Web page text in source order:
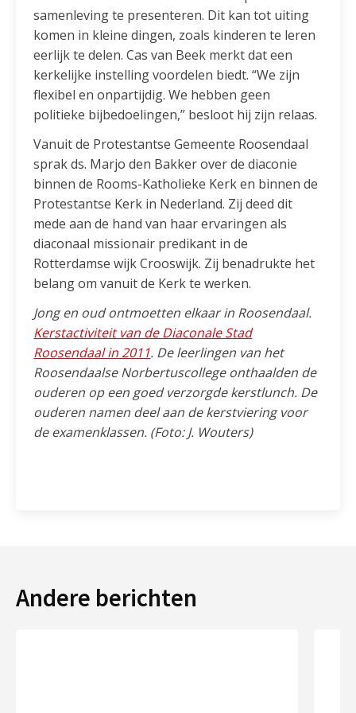
samenleving te presenteren. Dit kan tot uiting
komen in kleine dingen, zoals kinderen te leren
eerlijk te delen. Cas van Beek merkt dat een
kerkelijke instelling voordelen biedt. “We zijn
flexibel en onpartijdig. We hebben geen
politieke bijbedoelingen,” besloot hij zijn relaas.
Vanuit de Protestantse Gemeente Roosendaal
sprak ds. Marjo den Bakker over de diaconie
binnen de Rooms-Katholieke Kerk en binnen de
Protestantse Kerk in Nederland. Zij deed dit
mede aan de hand van haar ervaringen als
diaconaal missionair predikant in de
Rotterdamse wijk Crooswijk. Zij benadrukte het
belang om vanuit de Kerk te werken.
Jong en oud ontmoetten elkaar in Roosendaal.
Kerstactiviteit van de Diaconale Stad
Roosendaal in 2011. De leerlingen van het
Roosendaalse Norbertuscollege onthaalden de
ouderen op een goed verzorgde kerstlunch. De
ouderen namen deel aan de kerstviering voor
de examenklassen. (Foto: J. Wouters)
Andere berichten